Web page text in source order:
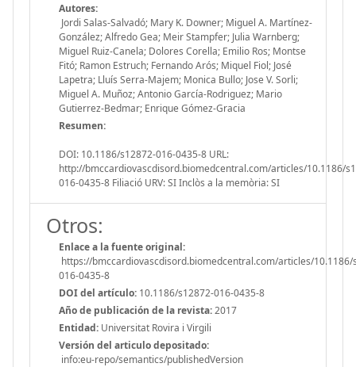
Autores:
Jordi Salas-Salvadó; Mary K. Downer; Miguel A. Martínez-
González; Alfredo Gea; Meir Stampfer; Julia Warnberg;
Miguel Ruiz-Canela; Dolores Corella; Emilio Ros; Montse
Fitó; Ramon Estruch; Fernando Arós; Miquel Fiol; José
Lapetra; Lluís Serra-Majem; Monica Bullo; Jose V. Sorli;
Miguel A. Muñoz; Antonio García-Rodriguez; Mario
Gutierrez-Bedmar; Enrique Gómez-Gracia
Resumen:
DOI: 10.1186/s12872-016-0435-8 URL:
http://bmccardiovascdisord.biomedcentral.com/articles/10.1186/
016-0435-8 Filiació URV: SI Inclòs a la memòria: SI
Otros:
Enlace a la fuente original:
https://bmccardiovascdisord.biomedcentral.com/articles/10.1186/
016-0435-8
DOI del artículo: 10.1186/s12872-016-0435-8
Año de publicación de la revista:2017
Entidad: Universitat Rovira i Virgili
Versión del articulo depositado:
info:eu-repo/semantics/publishedVersion